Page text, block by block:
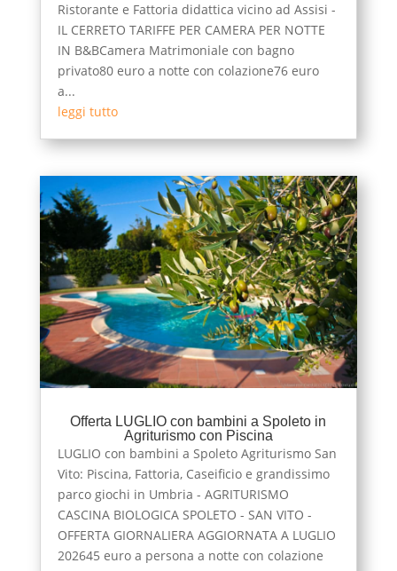
Ristorante e Fattoria didattica vicino ad Assisi -
IL CERRETO TARIFFE PER CAMERA PER NOTTE
IN B&BCamera Matrimoniale con bagno
privato80 euro a notte con colazione76 euro
a...
leggi tutto
Offerta LUGLIO con bambini a Spoleto in
Agriturismo con Piscina
LUGLIO con bambini a Spoleto Agriturismo San
Vito: Piscina, Fattoria, Caseificio e grandissimo
parco giochi in Umbria - AGRITURISMO
CASCINA BIOLOGICA SPOLETO - SAN VITO -
OFFERTA GIORNALIERA AGGIORNATA A LUGLIO
202645 euro a persona a notte con colazione